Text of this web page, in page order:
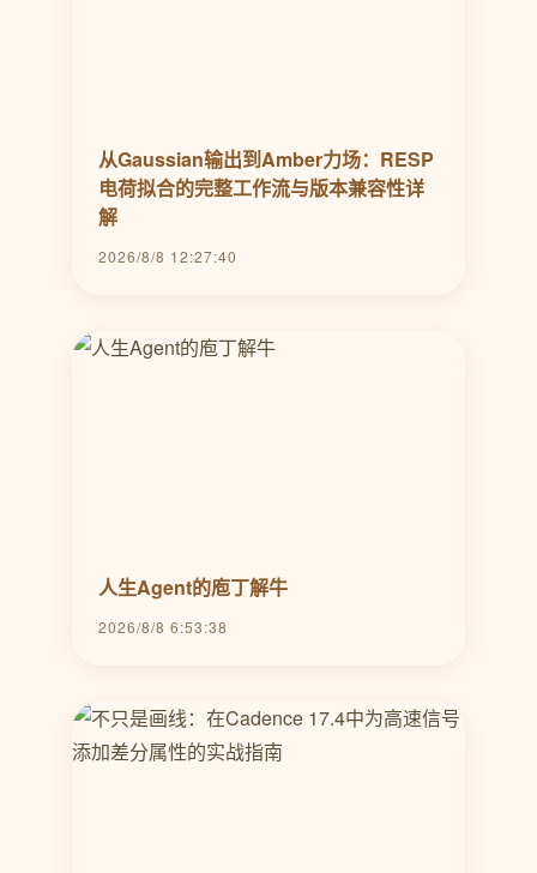
从Gaussian输出到Amber力场：RESP
电荷拟合的完整工作流与版本兼容性详
解
2026/8/8 12:27:40
人生Agent的庖丁解牛
2026/8/8 6:53:38